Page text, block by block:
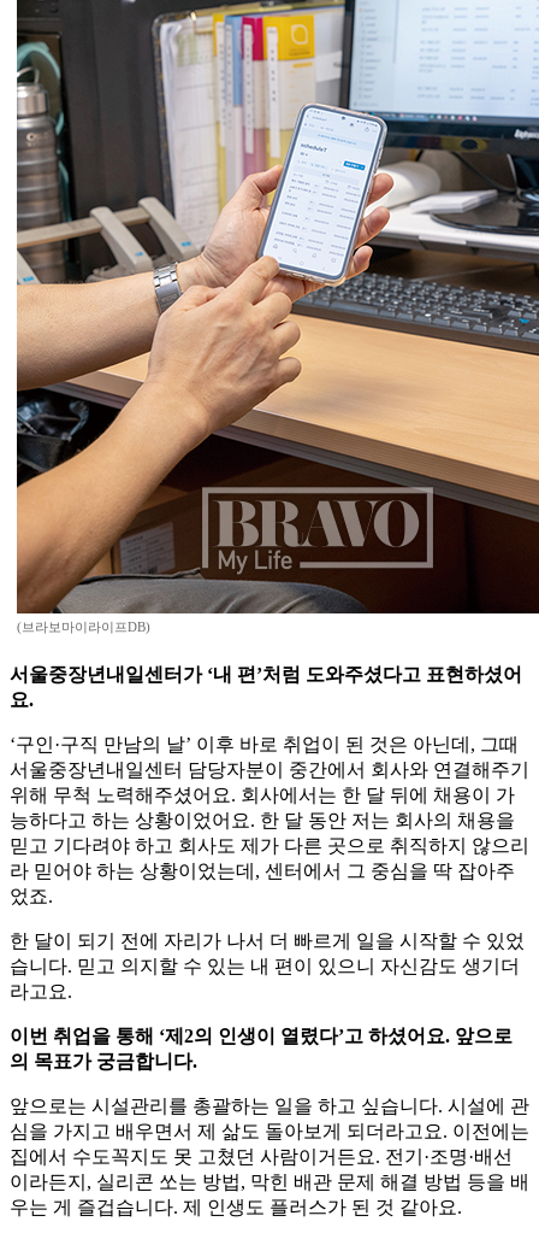
(브라보마이라이프DB)
서울중장년내일센터가 ‘내 편’처럼 도와주셨다고 표현하셨어
요.
‘구인·구직 만남의 날’ 이후 바로 취업이 된 것은 아닌데, 그때
서울중장년내일센터 담당자분이 중간에서 회사와 연결해주기
위해 무척 노력해주셨어요. 회사에서는 한 달 뒤에 채용이 가
능하다고 하는 상황이었어요. 한 달 동안 저는 회사의 채용을
믿고 기다려야 하고 회사도 제가 다른 곳으로 취직하지 않으리
라 믿어야 하는 상황이었는데, 센터에서 그 중심을 딱 잡아주
었죠.
한 달이 되기 전에 자리가 나서 더 빠르게 일을 시작할 수 있었
습니다. 믿고 의지할 수 있는 내 편이 있으니 자신감도 생기더
라고요.
이번 취업을 통해 ‘제2의 인생이 열렸다’고 하셨어요. 앞으로
의 목표가 궁금합니다.
앞으로는 시설관리를 총괄하는 일을 하고 싶습니다. 시설에 관
심을 가지고 배우면서 제 삶도 돌아보게 되더라고요. 이전에는
집에서 수도꼭지도 못 고쳤던 사람이거든요. 전기·조명·배선
이라든지, 실리콘 쏘는 방법, 막힌 배관 문제 해결 방법 등을 배
우는 게 즐겁습니다. 제 인생도 플러스가 된 것 같아요.